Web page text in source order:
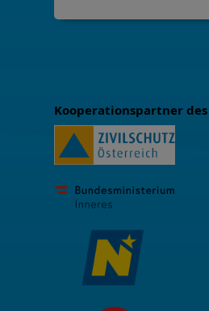
Kooperationspartner des